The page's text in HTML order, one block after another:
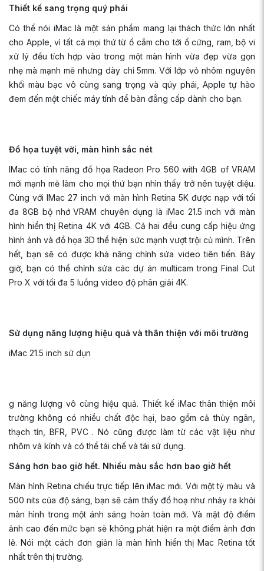
Thiết kế sang trọng quý phái
Có thể nói iMac là một sản phẩm mang lại thách thức lớn nhất
cho Apple, vì tất cả mọi thứ từ ổ cắm cho tới ổ cứng, ram, bộ vi
xử lý đều tích hợp vào trong một màn hình vừa đẹp vừa gọn
nhẹ mà mạnh mẽ nhưng dày chỉ 5mm. Với lớp vỏ nhôm nguyên
khối màu bạc vô cùng sang trọng và qúy phái, Apple tự hào
đem đến một chiếc máy tính để bàn đẳng cấp dành cho bạn.
Đồ họa tuyệt vời, màn hình sắc nét
IMac có tính năng đồ họa Radeon Pro 560 with 4GB of VRAM
mới mạnh mẽ làm cho mọi thứ bạn nhìn thấy trở nên tuyệt diệu.
Cùng với IMac 27 inch với màn hình Retina 5K được nạp với tối
đa 8GB bộ nhớ VRAM chuyên dụng là iMac 21.5 inch với màn
hình hiển thị Retina 4K với 4GB. Cả hai đều cung cấp hiệu ứng
hình ảnh và đồ họa 3D thể hiện sức mạnh vượt trội củ mình. Trên
hết, bạn sẽ có được khả năng chỉnh sửa video tiên tiến. Bây
giờ, bạn có thể chỉnh sửa các dự án multicam trong Final Cut
Pro X với tối đa 5 luồng video độ phân giải 4K.
Sử dụng năng lượng hiệu quả và thân thiện với môi trường
iMac 21.5 inch sử dụn
g năng lượng vô cùng hiệu quả. Thiết kế iMac thân thiện môi
trường không có nhiều chất độc hại, bao gồm cả thủy ngân,
thạch tín, BFR, PVC . Nó cũng được làm từ các vật liệu như
nhôm và kính và có thể tái chế và tái sử dụng.
Sáng hơn bao giờ hết. Nhiều màu sắc hơn bao giờ hết
Màn hình Retina chiếu trực tiếp lên iMac mới. Với một tỷ màu và
500 nits của độ sáng, bạn sẽ cảm thấy đồ hoạ như nhảy ra khỏi
màn hình trong một ánh sáng hoàn toàn mới. Và mật độ điểm
ảnh cao đến mức bạn sẽ không phát hiện ra một điểm ảnh đơn
lẻ. Nói một cách đơn giản là màn hình hiển thị Mac Retina tốt
nhất trên thị trường.